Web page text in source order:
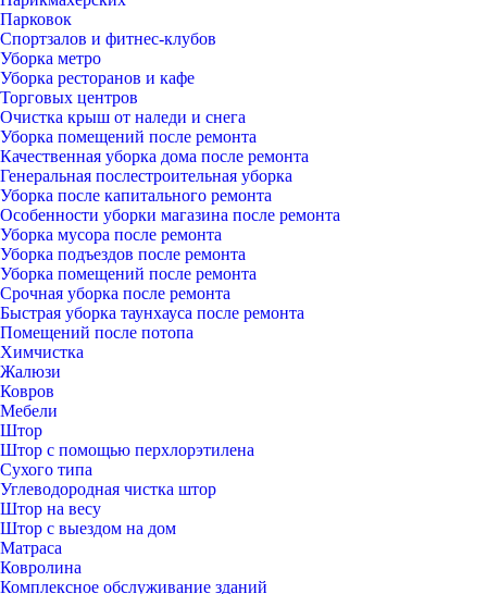
Парковок
Спортзалов и фитнес-клубов
Уборка метро
Уборка ресторанов и кафе
Торговых центров
Очистка крыш от наледи и снега
Уборка помещений после ремонта
Качественная уборка дома после ремонта
Генеральная послестроительная уборка
Уборка после капитального ремонта
Особенности уборки магазина после ремонта
Уборка мусора после ремонта
Уборка подъездов после ремонта
Уборка помещений после ремонта
Срочная уборка после ремонта
Быстрая уборка таунхауса после ремонта
Помещений после потопа
Химчистка
Жалюзи
Ковров
Мебели
Штор
Штор с помощью перхлорэтилена
Сухого типа
Углеводородная чистка штор
Штор на весу
Штор с выездом на дом
Матраса
Ковролина
Комплексное обслуживание зданий